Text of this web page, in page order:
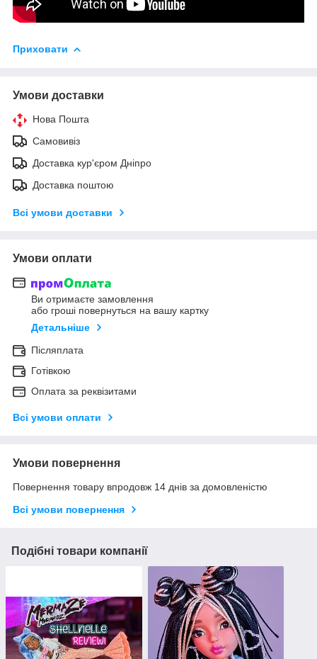
Приховати
Умови доставки
Нова Пошта
Самовивіз
Доставка кур'єром Дніпро
Доставка поштою
Всі умови доставки
Умови оплати
Ви отримаєте замовлення
або гроші повернуться на вашу картку
Детальніше
Післяплата
Готівкою
Оплата за реквізитами
Всі умови оплати
Умови повернення
Повернення товару впродовж 14 днів за домовленістю
Всі умови повернення
Подібні товари компанії